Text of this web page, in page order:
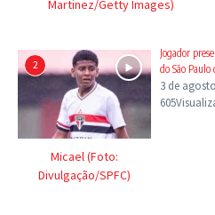
Martinez/Getty Images)
2
Micael (Foto:
Divulgação/SPFC)
Jogador
do São
3 de